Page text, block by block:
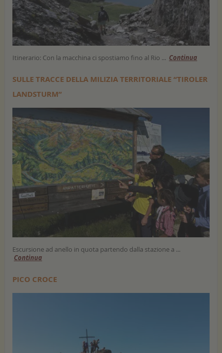
Itinerario: Con la macchina ci spostiamo fino al Rio ... Continua
SULLE TRACCE DELLA MILIZIA TERRITORIALE “TIROLER
LANDSTURM”
Escursione ad anello in quota partendo dalla stazione a ...
Continua
PICO CROCE